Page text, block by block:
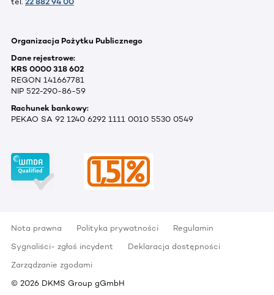
Organizacja Pożytku Publicznego
Dane rejestrowe:
KRS 0000 318 602
REGON 141667781
NIP 522-290-86-59
Rachunek bankowy:
PEKAO SA 92 1240 6292 1111 0010 5530 0549
Nota prawna Polityka prywatności
Regulamin
Sygnaliści- zgłoś incydent
Deklaracja dostępności
Zarządzanie zgodami
© 2026 DKMS Group gGmbH